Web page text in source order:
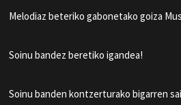
Melodiaz beteriko gabonetako goiza
Soinu bandez beretiko igandea!
Soinu banden kontzerturako bigarren